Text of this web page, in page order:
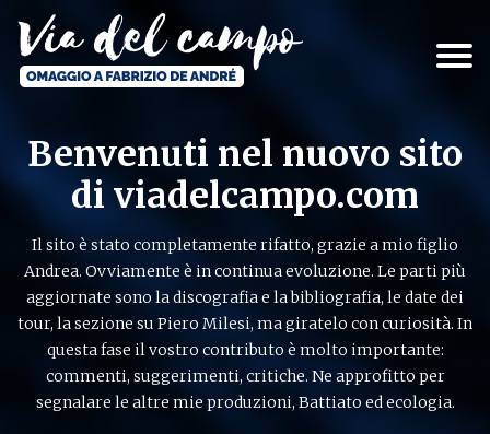
contenuto
principale
Benvenuti nel nuovo sito
di viadelcampo.com
Il sito è stato completamente rifatto, grazie a mio figlio
Andrea. Ovviamente è in continua evoluzione. Le parti più
aggiornate sono la discografia e la bibliografia, le date dei
tour, la sezione su Piero Milesi, ma giratelo con curiosità. In
questa fase il vostro contributo è molto importante:
commenti, suggerimenti, critiche. Ne approfitto per
segnalare le altre mie produzioni, Battiato ed ecologia.